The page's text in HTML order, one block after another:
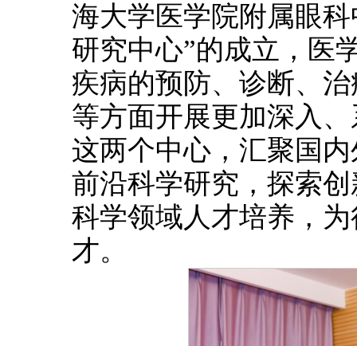
海大学医学院附属眼
研究中心”的成立，医
疾病的预防、诊断、
等方面开展更加深入
这两个中心，汇聚国
前沿科学研究，探索
科学领域人才培养，
才。